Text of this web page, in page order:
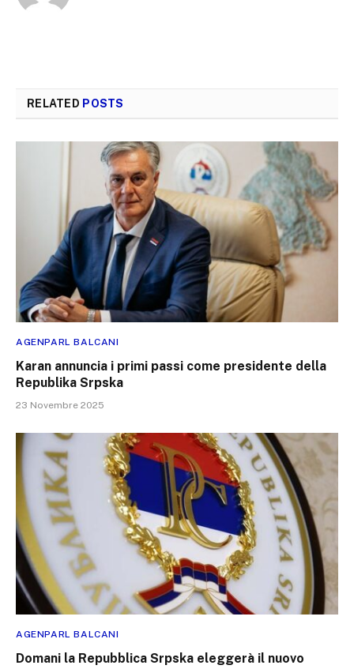
RELATED POSTS
AGENPARL BALCANI
Karan annuncia i primi passi come presidente della
Republika Srpska
23 Novembre 2025
AGENPARL BALCANI
Domani la Repubblica Srpska eleggerà il nuovo